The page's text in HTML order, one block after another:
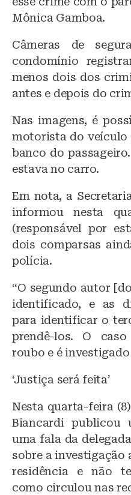
Mônica Gamboa.
Câmeras de
condomínio
menos dois dos
antes e depois do
Nas imagens, é
motorista do veículo
banco do
estava no carro.
Em nota, a
informou nesta
(responsável por
dois comparsas
polícia.
“O segundo autor
identificado, e as
para identificar o
prendê-los. O
roubo e é investigado
‘Justiça será feita’
Nesta quarta-feira
Biancardi publicou
uma fala da
sobre a investigação
residência e não
como circulou nas